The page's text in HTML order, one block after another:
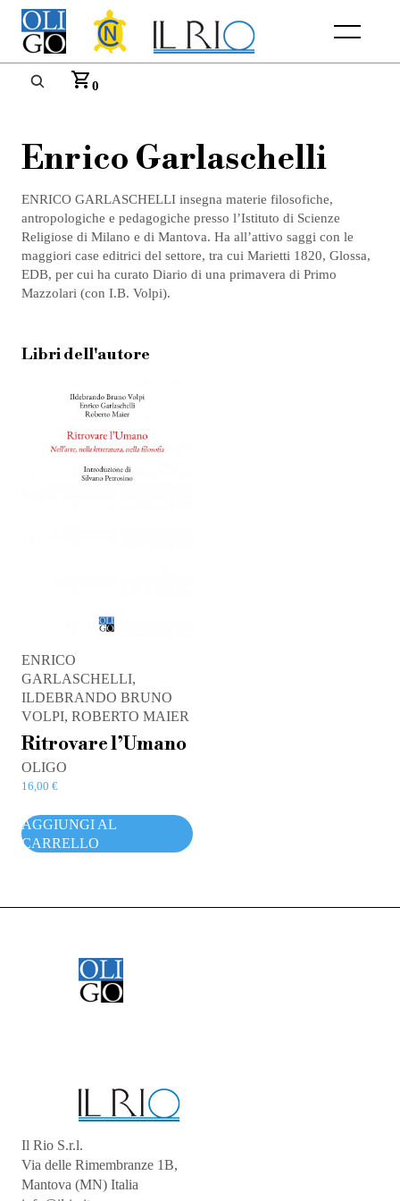
Menu
0
Enrico Garlaschelli
ENRICO GARLASCHELLI insegna materie filosofiche,
antropologiche e pedagogiche presso l’Istituto di Scienze
Religiose di Milano e di Mantova. Ha all’attivo saggi con le
maggiori case editrici del settore, tra cui Marietti 1820, Glossa,
EDB, per cui ha curato Diario di una primavera di Primo
Mazzolari (con I.B. Volpi).
Libri dell'autore
ENRICO
GARLASCHELLI,
ILDEBRANDO BRUNO
VOLPI, ROBERTO MAIER
Ritrovare l’Umano
OLIGO
16,00 €
AGGIUNGI AL
CARRELLO
Il Rio S.r.l.
Via delle Rimembranze 1B,
Mantova (MN) Italia